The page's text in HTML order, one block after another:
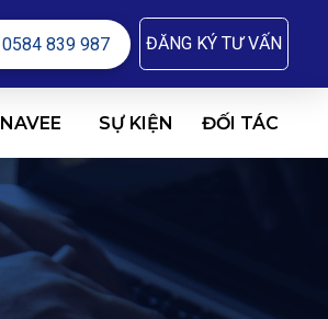
0584 839 987 ĐĂNG KÝ TƯ VẤN
NAVEE SỰ KIỆN ĐỐI TÁC